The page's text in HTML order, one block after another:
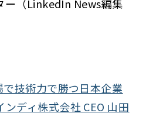
ー（LinkedIn News編集
技術力で勝つ日本企業
ディ株式会社 CEO 山田